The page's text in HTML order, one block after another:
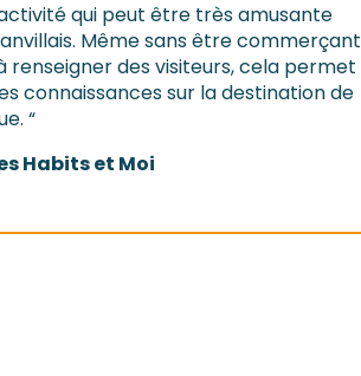
activité qui peut être très amusante
Même sans être commerçant
renseigner des visiteurs, cela permet
connaissances sur la destination de
“
Habits et Moi